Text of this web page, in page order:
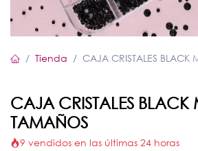
Tienda CAJA CRISTALES BLACK
CAJA CRISTALES BLACK
TAMAÑOS
9 vendidos en las últimas 24 horas